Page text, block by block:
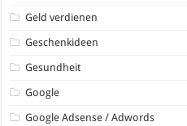
Geld verdienen
Geschenkideen
Gesundheit
Google
Google Adsense / Adwords